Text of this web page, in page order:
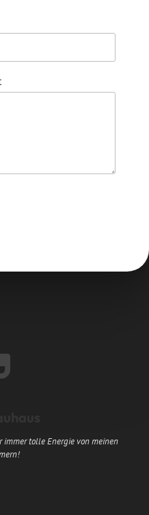
tolle Energie von meinen